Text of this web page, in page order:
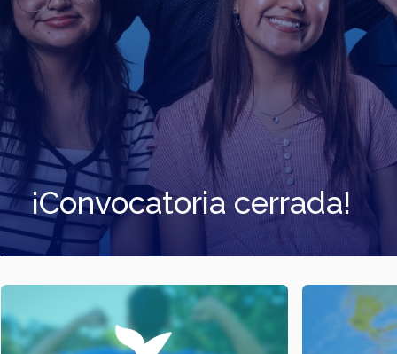
¡Convocatoria cerrada!